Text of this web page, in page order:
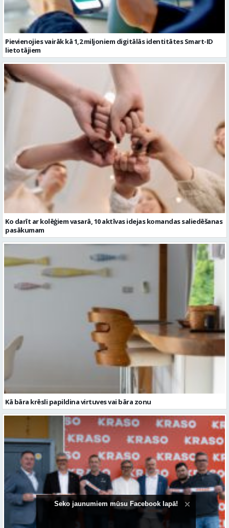
Pievienojies vairāk kā 1,2 miljoniem digitālās identitātes Smart-ID
lietotājiem
Ko darīt ar kolēģiem vasarā, 10 aktīvas idejas komandas saliedēšanas
pasākumam
Kā bāra krēsli papildina virtuves vai bāra zonu
Seko jaunumiem mūsu Facebook lapā!